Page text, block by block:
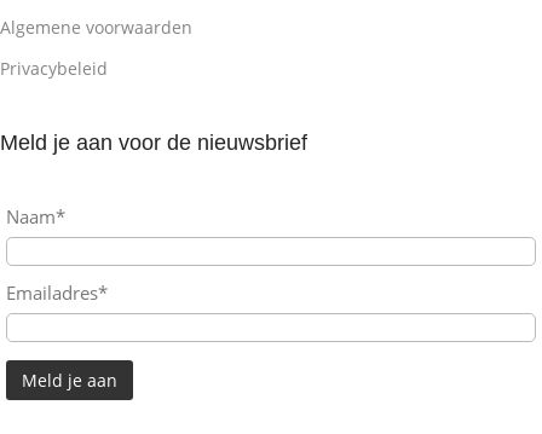
Algemene voorwaarden
Privacybeleid
Meld je aan voor de nieuwsbrief
Naam*
Emailadres*